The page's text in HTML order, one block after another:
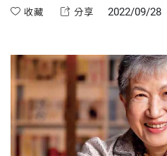
了，後面的口和做都會自動表現
收藏 分享 2022/09/28